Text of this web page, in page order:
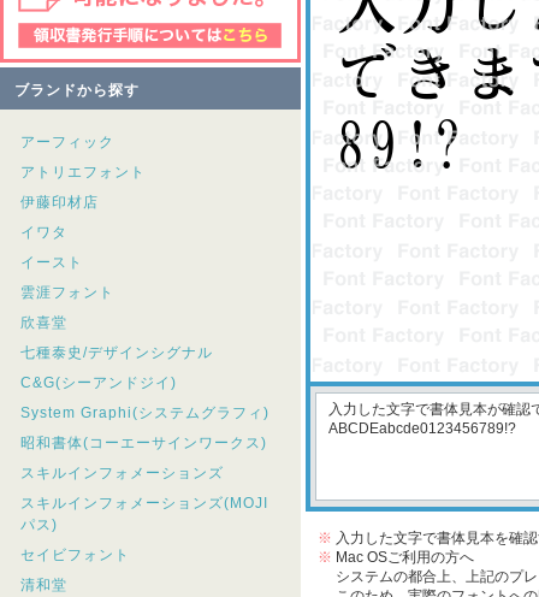
ブランドから探す
アーフィック
アトリエフォント
伊藤印材店
イワタ
イースト
雲涯フォント
欣喜堂
七種泰史/デザインシグナル
C&G(シーアンドジイ)
System Graphi(システムグラフィ)
昭和書体(コーエーサインワークス)
スキルインフォメーションズ
スキルインフォメーションズ(MOJI
パス)
セイビフォント
清和堂
※ 入力した文字で書体見本を確
※ Mac OSご利用の方へ
システムの都合上、上記のプ